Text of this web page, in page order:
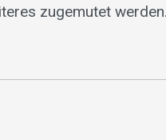
zugemutet werden.